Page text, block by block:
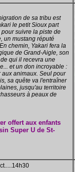
de sa tribu est
le petit Sioux part
suivre la piste de
un mustang réputé
chemin, Yakari fera la
de Grand-Aigle, son
qui il recevra une
et un don incroyable :
animaux. Seul pour
sa quête va l'entraîner
jusqu'au territoire
à peaux de
offert aux enfants
Super U de St-